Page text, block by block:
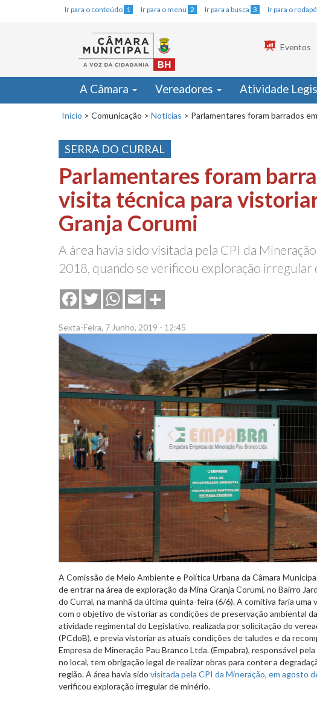
Ir para o conteúdo 1 Ir para o menu 2 Ir para a busca 3 Ir para o rodapé
Eventos
A Câmara Vereadores Atividade
Início > Comunicação > Notícias > Parlamentares foram barrados
SERRA DO CURRAL
Parlamentares foram
visita técnica para
Granja Corumi
A área havia sido visitada pela CPI da
2018, quando se verificou exploração irregular
FacebookTwitterWhatsApp
Email
Sexta-Feira, 7 Junho, 2019 - 12:45
A Comissão de Meio Ambiente e Política Urbana da Câmara
de entrar na área de exploração da Mina Granja Corumi, no Bairro
do Curral, na manhã da última quinta-feira (6/6). A comitiva faria uma
com o objetivo de vistoriar as condições de preservação ambiental
atividade regimental do Legislativo, realizada por solicitação do
(PCdoB), e previa vistoriar as atuais condições de taludes e da
Empresa de Mineração Pau Branco Ltda. (Empabra), responsável
no local, tem obrigação legal de realizar obras para conter a
região. A área havia sido visitada pela CPI da Mineração, em agosto
verificou exploração irregular de minério.